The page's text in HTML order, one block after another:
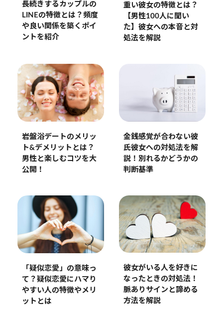
長続きするカップルの
LINEの特徴とは？頻度
や良い関係を築くポイ
ントを紹介
重い彼女の特徴とは？
【男性100人に聞い
た】彼女への本音と対
処法を解説
岩盤浴デートのメリッ
ト&デメリットとは？
男性と楽しむコツを大
公開！
金銭感覚が合わない彼
氏彼女への対処法を解
説！別れるかどうかの
判断基準
「疑似恋愛」の意味っ
て？疑似恋愛にハマり
やすい人の特徴やメリ
ットとは
彼女がいる人を好きに
なったときの対処法！
脈ありサインと諦める
方法を解説